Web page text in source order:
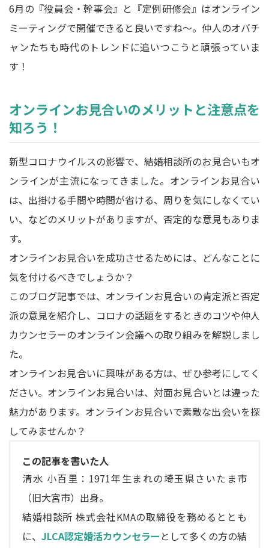
6月の『役員会・幹事会』と『定例研修会』はオンライン
ミーティングで開催できると良いですね～。仲人のオバチ
ャンたちも時代のトレンドに追いつこうと頑張っていま
す！
オンラインお見合いのメリットと注意点を
知ろう！
新型コロナウイルスの影響で、結婚相談所のお見合いもオ
ンラインが主流になってきました。オンラインお見合い
は、出掛ける手間や時間が省ける、周りを気にしなくてい
い、などのメリットがありますが、否定的な意見もありま
す。
オンラインお見合いを成功させるためには、どんなことに
気を付けるべきでしょうか？
このブログ記事では、オンラインお見合いの肯定派と否定
派の意見を紹介し、コロナの話題をするときのコツや仲人
カウンセラーのオンライン会議への取り組みを解説しまし
た。
オンラインお見合いに興味がある方は、ぜひ参考にしてく
ださい。オンラインお見合いは、対面お見合いとは違った
魅力があります。オンラインお見合いで素敵な出会いを探
してみませんか？
この記事を書いた人
清水 小百里：1971年生まれの埼玉県さいたま市
（旧大宮市）出身。
結婚相談所 株式会社KMAの取締役を務めるととも
に、 JLCA認定婚活カウンセラー として多くの方の結